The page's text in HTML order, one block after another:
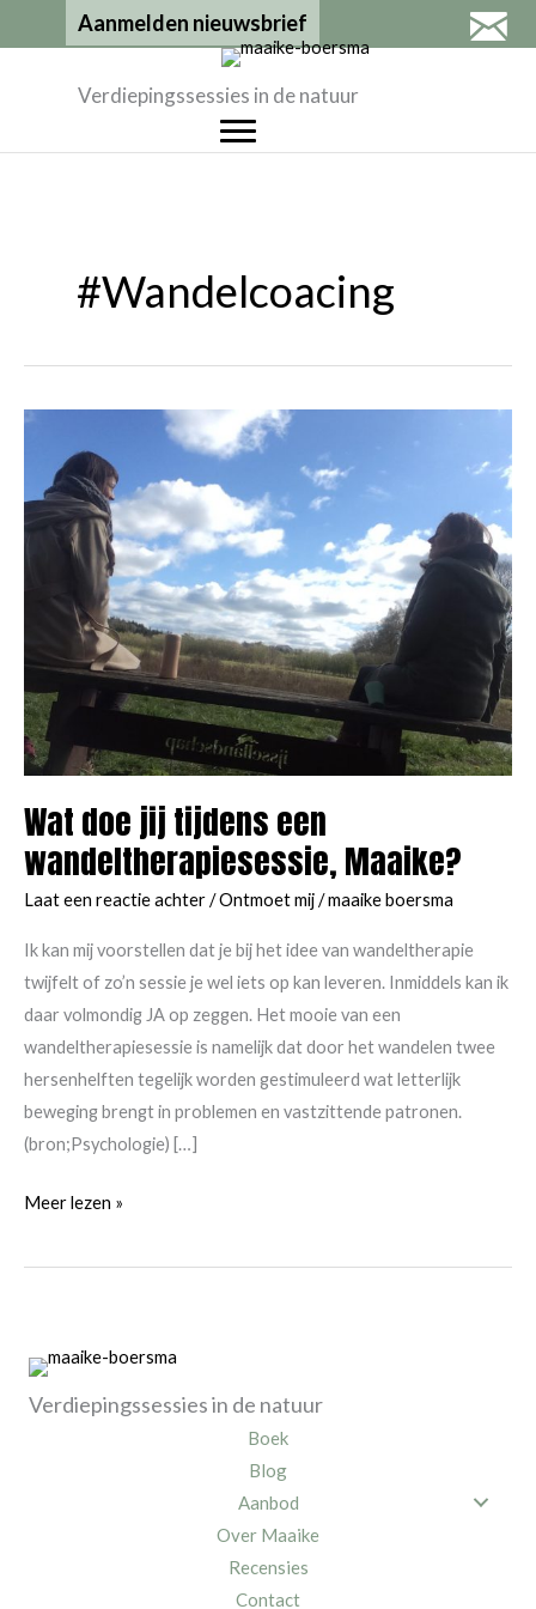
naar
Aanmelden nieuwsbrief
Verdiepingssessies in de natuur
#wandelcoacing
Wat doe jij tijdens een
wandeltherapiesessie, Maaike?
Laat een reactie achter/Ontmoet mij/maaike boersma
Ik kan mij voorstellen dat je bij het idee van wandeltherapie
twijfelt of zo’n sessie je wel iets op kan leveren. Inmiddels kan ik
daar volmondig JA op zeggen. Het mooie van een
wandeltherapiesessie is namelijk dat door het wandelen twee
hersenhelften tegelijk worden gestimuleerd wat letterlijk
beweging brengt in problemen en vastzittende patronen.
(bron;Psychologie) […]
Wat
jij
wandeltherapiesessie,
Maaike?
Meer lezen »
Verdiepingssessies in de natuur
Boek
Blog
Aanbod
Over Maaike
Recensies
Contact